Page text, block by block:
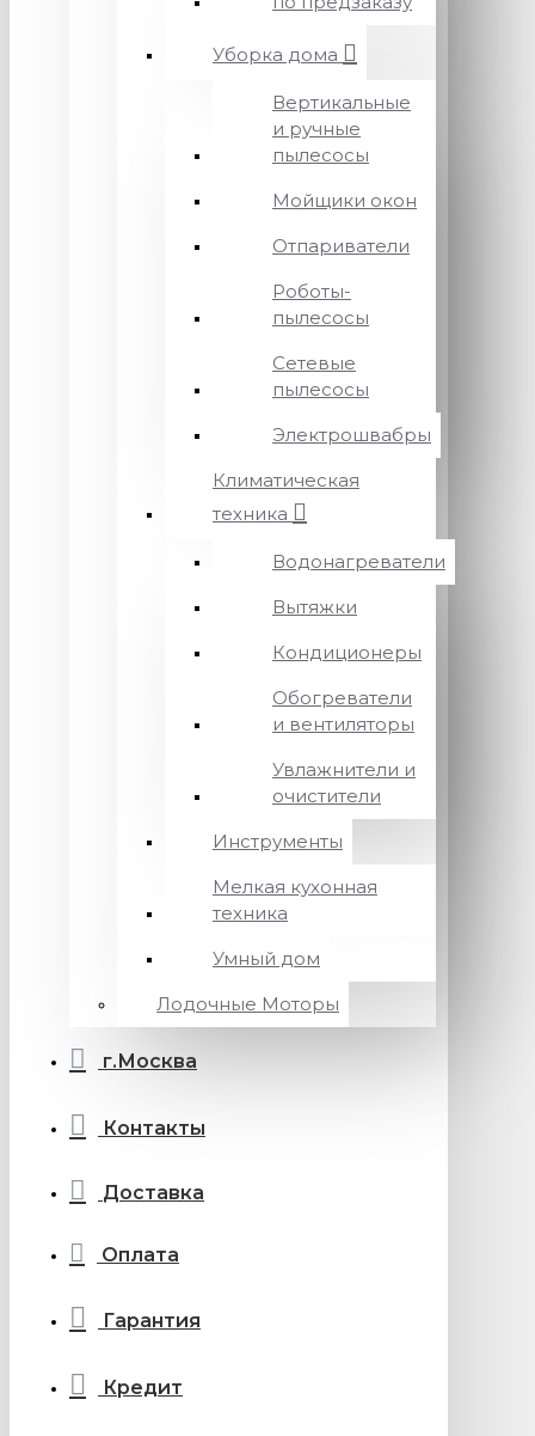
Уборка дома
Вертикальные
и ручные
пылесосы
Мойщики окон
Отпариватели
Роботы-
пылесосы
Сетевые
пылесосы
Электрошвабры
Климатическая
техника
Водонагреватели
Вытяжки
Кондиционеры
Обогреватели
и вентиляторы
Увлажнители и
очистители
Инструменты
Мелкая кухонная
техника
Умный дом
Лодочные Моторы
г.Москва
Контакты
Доставка
Оплата
Гарантия
Кредит